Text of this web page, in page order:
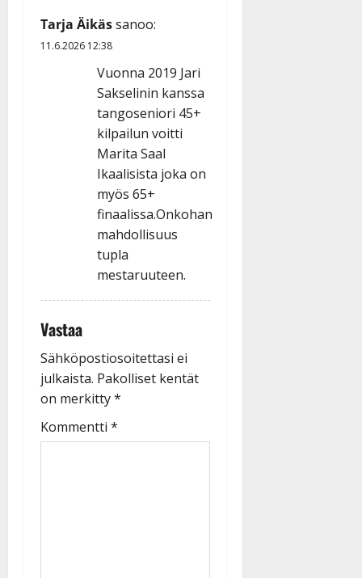
Tarja Äikässanoo:
11.6.2026 12:38
Vuonna 2019 Jari
Sakselinin kanssa
tangoseniori 45+
kilpailun voitti
Marita Saal
Ikaalisista joka on
myös 65+
finaalissa.Onkohan
mahdollisuus
tupla
mestaruuteen.
Vastaa
Sähköpostiosoitettasi ei
julkaista. Pakolliset kentät
on merkitty*
Kommentti *